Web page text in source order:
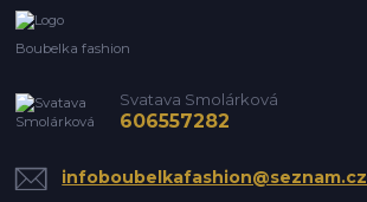
Boubelka fashion
Svatava Smolárková
606557282
infoboubelkafashion@seznam.cz